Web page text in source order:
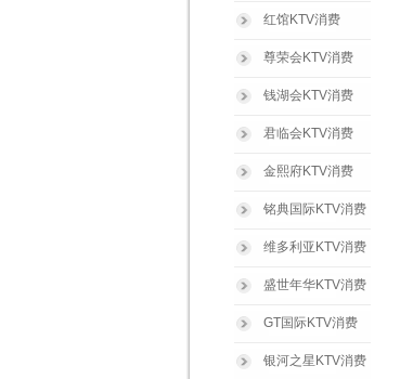
红馆KTV消费
尊荣会KTV消费
钱湖会KTV消费
君临会KTV消费
金熙府KTV消费
铭典国际KTV消费
维多利亚KTV消费
盛世年华KTV消费
GT国际KTV消费
银河之星KTV消费